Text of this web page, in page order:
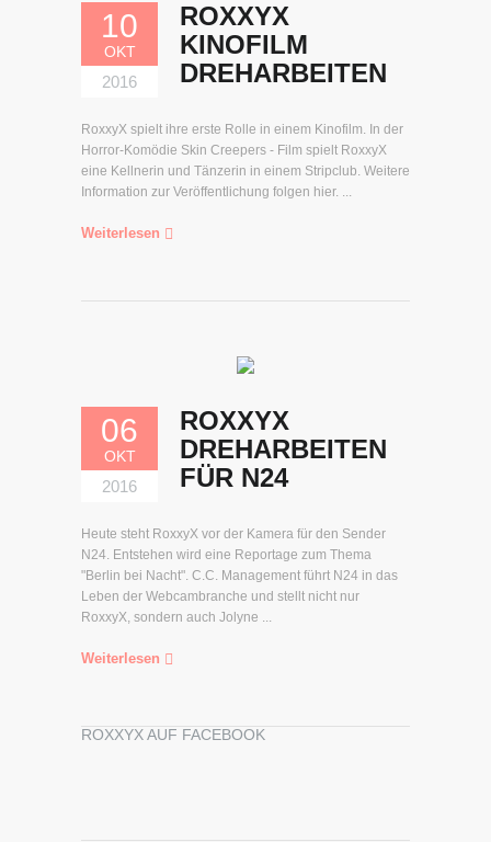
10
OKT
2016
ROXXYX
KINOFILM
DREHARBEITEN
RoxxyX spielt ihre erste Rolle in einem Kinofilm. In der
Horror-Komödie Skin Creepers - Film spielt RoxxyX
eine Kellnerin und Tänzerin in einem Stripclub. Weitere
Information zur Veröffentlichung folgen hier. ...
Weiterlesen
06
OKT
2016
ROXXYX
DREHARBEITEN
FÜR N24
Heute steht RoxxyX vor der Kamera für den Sender
N24. Entstehen wird eine Reportage zum Thema
"Berlin bei Nacht". C.C. Management führt N24 in das
Leben der Webcambranche und stellt nicht nur
RoxxyX, sondern auch Jolyne ...
Weiterlesen
ROXXYX AUF FACEBOOK